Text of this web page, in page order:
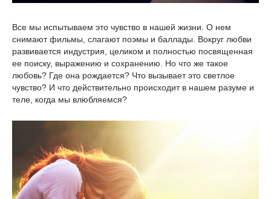
Все мы испытываем это чувство в нашей жизни. О нем
снимают фильмы, слагают поэмы и баллады. Вокруг любви
развивается индустрия, целиком и полностью посвященная
ее поиску, выражению и сохранению. Но что же такое
любовь? Где она рождается? Что вызывает это светлое
чувство? И что действительно происходит в нашем разуме и
теле, когда мы влюбляемся?